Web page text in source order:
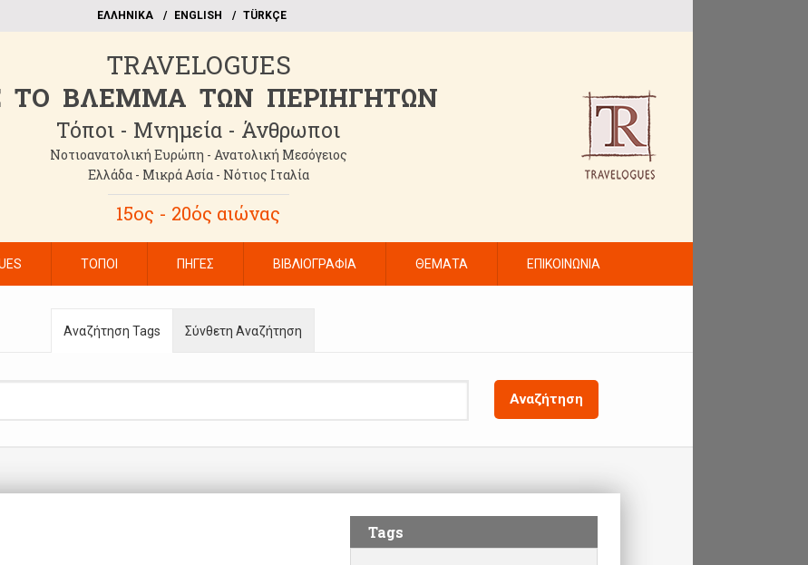
EΛΛΗΝΙΚΑ ΕΝGLISH TÜRKÇE
TRAVELOGUES
TO BΛΕΜΜΑ ΤΩΝ ΠΕΡΙΗΓΗΤΩΝ
Τόποι - Μνημεία - Άνθρωποι
Νοτιοανατολική Ευρώπη - Ανατολική Μεσόγειος
Ελλάδα - Μικρά Ασία - Νότιος Ιταλία
15ος - 20ός αιώνας
ΤΟΠΟΙ ΠΗΓΕΣ ΒΙΒΛΙΟΓΡΑΦΙΑ ΘΕΜΑΤΑ ΕΠΙΚΟΙΝΩΝΙΑ
Αναζήτηση Tags
Αναζήτηση
Σύνθετη Αναζήτηση
Tags